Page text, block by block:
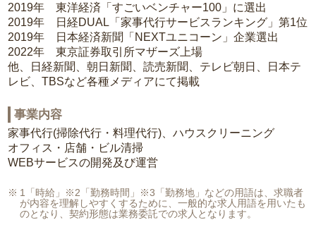
2019年 東洋経済「すごいベンチャー100」に選出
2019年 日経DUAL「家事代行サービスランキング」第1位
2019年 日本経済新聞「NEXTユニコーン」企業選出
2022年 東京証券取引所マザーズ上場
他、日経新聞、朝日新聞、読売新聞、テレビ朝日、日本テ
レビ、TBSなど各種メディアにて掲載
事業内容
家事代行(掃除代行・料理代行)、ハウスクリーニング
オフィス・店舗・ビル清掃
WEBサービスの開発及び運営
1「時給」※2「勤務時間」※3「勤務地」などの用語は、求職者
が内容を理解しやすくするために、一般的な求人用語を用いたも
のとなり、契約形態は業務委託での求人となります。